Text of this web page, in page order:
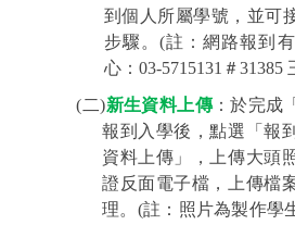
到個人所屬學號，並可
步驟。(註：網路報到
心： 03-5715131 ＃31385
(二)新生資料上傳：於完成
報到入學後，點選「報
資料上傳」，上傳大頭
證反面電子檔，上傳檔
理。 (註：照片為製作學